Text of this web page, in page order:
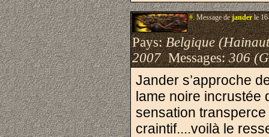
#.Message dejanderle
Pays:Belgique
2007Messages:306
Jander s’approche
lame noire incrustée
sensation
craintif....voilà le